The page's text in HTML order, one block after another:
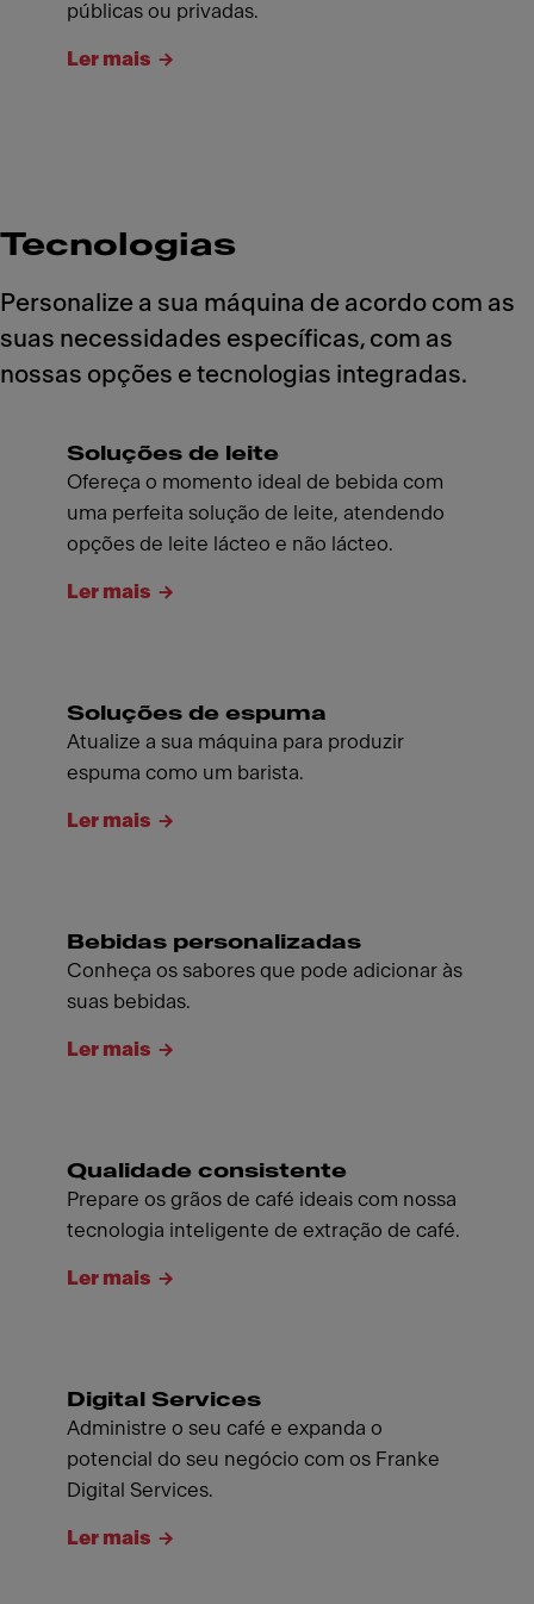
públicas ou privadas.
Ler mais
Tecnologias
Personalize a sua máquina de acordo com as
suas necessidades específicas, com as
nossas opções e tecnologias integradas.
Soluções de leite
Ofereça o momento ideal de bebida com
uma perfeita solução de leite, atendendo
opções de leite lácteo e não lácteo.
Ler mais
Soluções de espuma
Atualize a sua máquina para produzir
espuma como um barista.
Ler mais
Bebidas personalizadas
Conheça os sabores que pode adicionar às
suas bebidas.
Ler mais
Qualidade consistente
Prepare os grãos de café ideais com nossa
tecnologia inteligente de extração de café.
Ler mais
Digital Services
Administre o seu café e expanda o
potencial do seu negócio com os Franke
Digital Services.
Ler mais